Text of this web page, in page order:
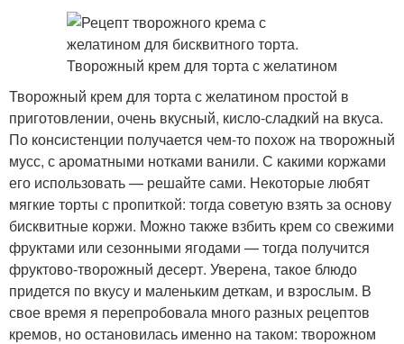
Творожный крем для торта с желатином простой в
приготовлении, очень вкусный, кисло-сладкий на вкуса.
По консистенции получается чем-то похож на творожный
мусс, с ароматными нотками ванили. С какими коржами
его использовать — решайте сами. Некоторые любят
мягкие торты с пропиткой: тогда советую взять за основу
бисквитные коржи. Можно также взбить крем со свежими
фруктами или сезонными ягодами — тогда получится
фруктово-творожный десерт. Уверена, такое блюдо
придется по вкусу и маленьким деткам, и взрослым. В
свое время я перепробовала много разных рецептов
кремов, но остановилась именно на таком: творожном